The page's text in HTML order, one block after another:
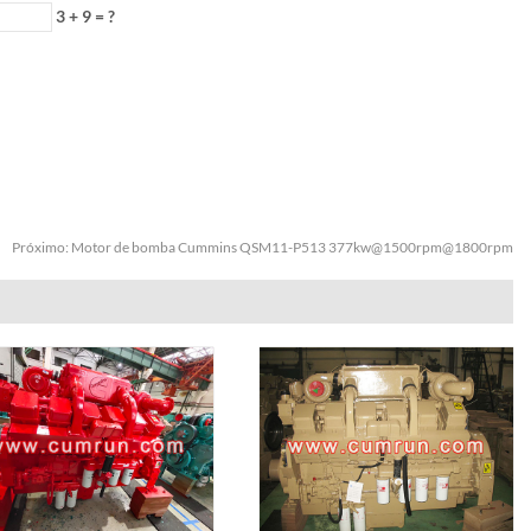
3 + 9 = ?
Próximo: Motor de bomba Cummins QSM11-P513 377kw@1500rpm@1800rpm